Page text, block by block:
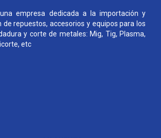
empresa dedicada a la importación y
de repuestos, accesorios y equipos para los
y corte de metales: Mig, Tig, Plasma,
etc